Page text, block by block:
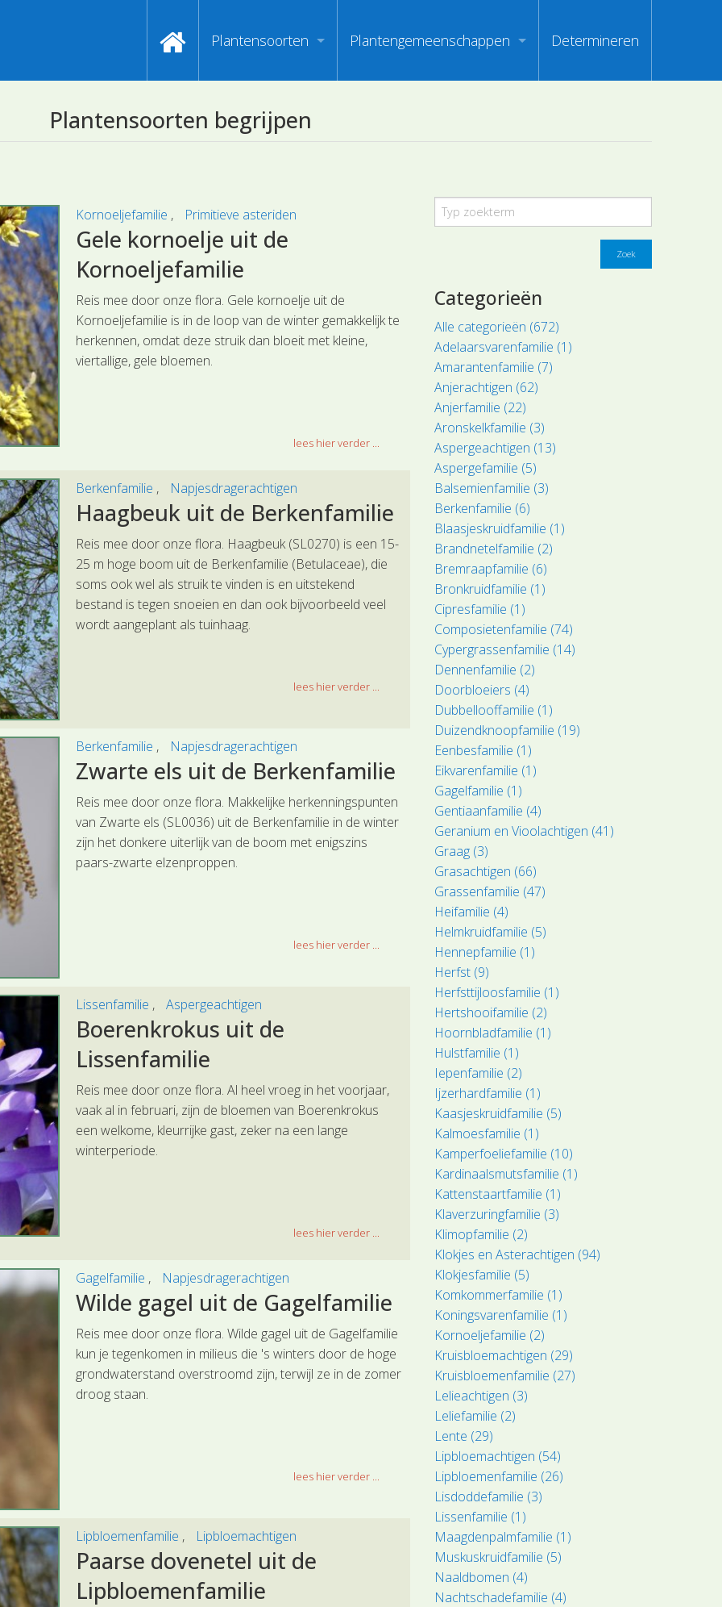
Plantensoorten
Index van plantenpaspoorten
Maanden van begin bloei
Zoeken op Familienamen
Kijken naar kenmerken
Zoeken op kleur
Plantengemeenschappen Determineren
Plantensoorten begrijpen
Kornoeljefamilie Primitieve asteriden
Gele kornoelje uit de
Kornoeljefamilie
Reis mee door onze flora. Gele kornoelje uit de
Kornoeljefamilie is in de loop van de winter gemakkelijk te
herkennen, omdat deze struik dan bloeit met kleine,
viertallige, gele bloemen.
lees hier verder ...
Berkenfamilie Napjesdragerachtigen
Haagbeuk uit de Berkenfamilie
Reis mee door onze flora. Haagbeuk (SL0270) is een 15-
25 m hoge boom uit de Berkenfamilie (Betulaceae), die
soms ook wel als struik te vinden is en uitstekend
bestand is tegen snoeien en dan ook bijvoorbeeld veel
wordt aangeplant als tuinhaag.
lees hier verder ...
Berkenfamilie Napjesdragerachtigen
Zwarte els uit de Berkenfamilie
Reis mee door onze flora. Makkelijke herkenningspunten
van Zwarte els (SL0036) uit de Berkenfamilie in de winter
zijn het donkere uiterlijk van de boom met enigszins
paars-zwarte elzenproppen.
lees hier verder ...
Lissenfamilie Aspergeachtigen
Boerenkrokus uit de
Lissenfamilie
Reis mee door onze flora. Al heel vroeg in het voorjaar,
vaak al in februari, zijn de bloemen van Boerenkrokus
een welkome, kleurrijke gast, zeker na een lange
winterperiode.
lees hier verder ...
Gagelfamilie Napjesdragerachtigen
Wilde gagel uit de Gagelfamilie
Reis mee door onze flora. Wilde gagel uit de Gagelfamilie
kun je tegenkomen in milieus die 's winters door de hoge
grondwaterstand overstroomd zijn, terwijl ze in de zomer
droog staan.
lees hier verder ...
Lipbloemenfamilie Lipbloemachtigen
Paarse dovenetel uit de
Lipbloemenfamilie
Zoek
Categorieën
Alle categorieën (672)
Adelaarsvarenfamilie (1)
Amarantenfamilie (7)
Anjerachtigen (62)
Anjerfamilie (22)
Aronskelkfamilie (3)
Aspergeachtigen (13)
Aspergefamilie (5)
Balsemienfamilie (3)
Berkenfamilie (6)
Blaasjeskruidfamilie (1)
Brandnetelfamilie (2)
Bremraapfamilie (6)
Bronkruidfamilie (1)
Cipresfamilie (1)
Composietenfamilie (74)
Cypergrassenfamilie (14)
Dennenfamilie (2)
Doorbloeiers (4)
Dubbellooffamilie (1)
Duizendknoopfamilie (19)
Eenbesfamilie (1)
Eikvarenfamilie (1)
Gagelfamilie (1)
Gentiaanfamilie (4)
Geranium en Vioolachtigen (41)
Graag (3)
Grasachtigen (66)
Grassenfamilie (47)
Heifamilie (4)
Helmkruidfamilie (5)
Hennepfamilie (1)
Herfst (9)
Herfsttijloosfamilie (1)
Hertshooifamilie (2)
Hoornbladfamilie (1)
Hulstfamilie (1)
Iepenfamilie (2)
Ijzerhardfamilie (1)
Kaasjeskruidfamilie (5)
Kalmoesfamilie (1)
Kamperfoeliefamilie (10)
Kardinaalsmutsfamilie (1)
Kattenstaartfamilie (1)
Klaverzuringfamilie (3)
Klimopfamilie (2)
Klokjes en Asterachtigen (94)
Klokjesfamilie (5)
Komkommerfamilie (1)
Koningsvarenfamilie (1)
Kornoeljefamilie (2)
Kruisbloemachtigen (29)
Kruisbloemenfamilie (27)
Lelieachtigen (3)
Leliefamilie (2)
Lente (29)
Lipbloemachtigen (54)
Lipbloemenfamilie (26)
Lisdoddefamilie (3)
Lissenfamilie (1)
Maagdenpalmfamilie (1)
Muskuskruidfamilie (5)
Naaldbomen (4)
Nachtschadefamilie (4)